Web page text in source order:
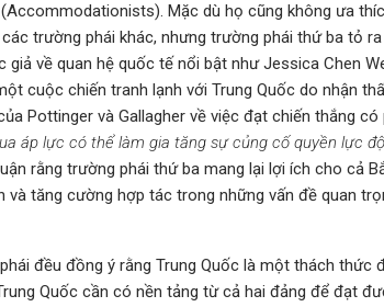
Mặc dù họ cũng không ưa
trường phái khác, nhưng trường phái thứ ba tỏ
về quan hệ quốc tế nổi bật như Jessica Chen
cuộc chiến tranh lạnh với Trung Quốc do nhận
Pottinger và Gallagher về việc đạt chiến thắng
áp lực có thể làm gia tăng sự củng cố quyền lực
rằng trường phái thứ ba mang lại lợi ích cho cả
tăng cường hợp tác trong những vấn đề quan
đều đồng ý rằng Trung Quốc là một thách thức
Quốc cần có nền tảng từ cả hai đảng để đạt